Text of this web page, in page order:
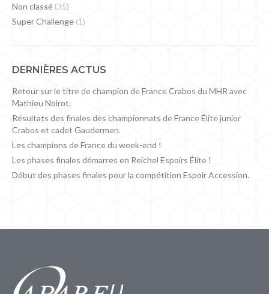
Non classé (35)
Super Challenge (1)
DERNIÈRES ACTUS
Retour sur le titre de champion de France Crabos du MHR avec
Mathieu Noirot.
Résultats des finales des championnats de France Élite junior
Crabos et cadet Gaudermen.
Les champions de France du week-end !
Les phases finales démarres en Reichel Espoirs Élite !
Début des phases finales pour la compétition Espoir Accession.